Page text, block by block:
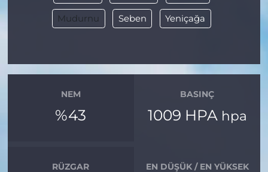
Mudurnu Seben Yeniçağa
NEM
%43
BASINÇ
1009 HPA hpa
RÜZGAR EN DÜŞÜK / EN YÜKSEK